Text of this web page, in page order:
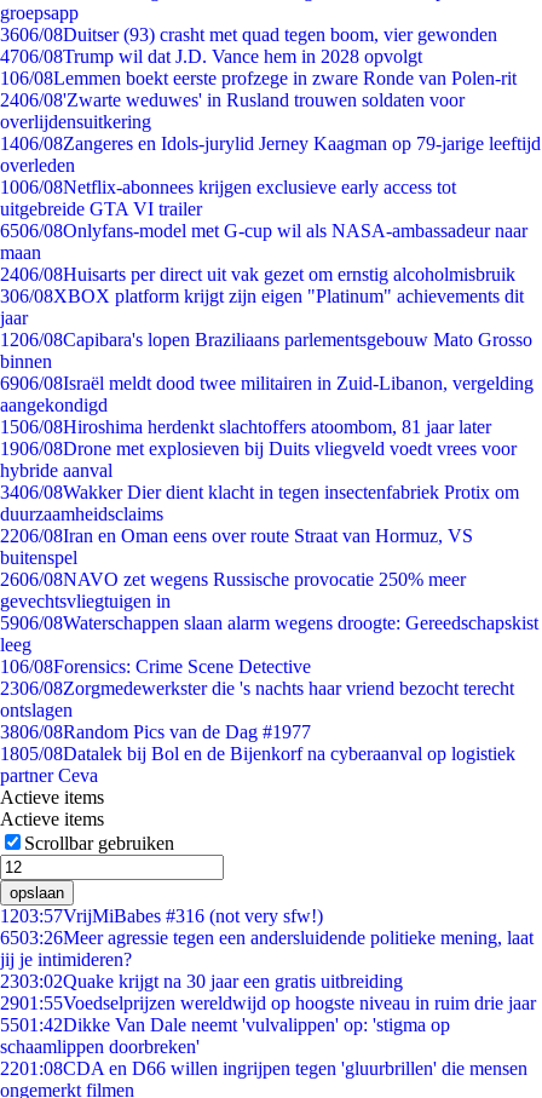
groepsapp
3606/08Duitser (93) crasht met quad tegen boom, vier gewonden
4706/08Trump wil dat J.D. Vance hem in 2028 opvolgt
106/08Lemmen boekt eerste profzege in zware Ronde van Polen-rit
2406/08'Zwarte weduwes' in Rusland trouwen soldaten voor
overlijdensuitkering
1406/08Zangeres en Idols-jurylid Jerney Kaagman op 79-jarige leeftijd
overleden
1006/08Netflix-abonnees krijgen exclusieve early access tot
uitgebreide GTA VI trailer
6506/08Onlyfans-model met G-cup wil als NASA-ambassadeur naar
maan
2406/08Huisarts per direct uit vak gezet om ernstig alcoholmisbruik
306/08XBOX platform krijgt zijn eigen "Platinum" achievements dit
jaar
1206/08Capibara's lopen Braziliaans parlementsgebouw Mato Grosso
binnen
6906/08Israël meldt dood twee militairen in Zuid-Libanon, vergelding
aangekondigd
1506/08Hiroshima herdenkt slachtoffers atoombom, 81 jaar later
1906/08Drone met explosieven bij Duits vliegveld voedt vrees voor
hybride aanval
3406/08Wakker Dier dient klacht in tegen insectenfabriek Protix om
duurzaamheidsclaims
2206/08Iran en Oman eens over route Straat van Hormuz, VS
buitenspel
2606/08NAVO zet wegens Russische provocatie 250% meer
gevechtsvliegtuigen in
5906/08Waterschappen slaan alarm wegens droogte: Gereedschapskist
leeg
106/08Forensics: Crime Scene Detective
2306/08Zorgmedewerkster die 's nachts haar vriend bezocht terecht
ontslagen
3806/08Random Pics van de Dag #1977
1805/08Datalek bij Bol en de Bijenkorf na cyberaanval op logistiek
partner Ceva
Actieve items
Actieve items
Scrollbar gebruiken
opslaan
1203:57VrijMiBabes #316 (not very sfw!)
6503:26Meer agressie tegen een andersluidende politieke mening, laat
jij je intimideren?
2303:02Quake krijgt na 30 jaar een gratis uitbreiding
2901:55Voedselprijzen wereldwijd op hoogste niveau in ruim drie jaar
5501:42Dikke Van Dale neemt 'vulvalippen' op: 'stigma op
schaamlippen doorbreken'
2201:08CDA en D66 willen ingrijpen tegen 'gluurbrillen' die mensen
ongemerkt filmen